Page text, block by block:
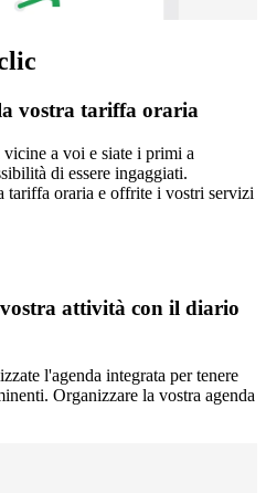
la vostra tariffa oraria
a voi e siate i primi a
di essere ingaggiati.
tariffa oraria e offrite i vostri servizi
attività con il diario
l'agenda integrata per tenere
Organizzare la vostra agenda